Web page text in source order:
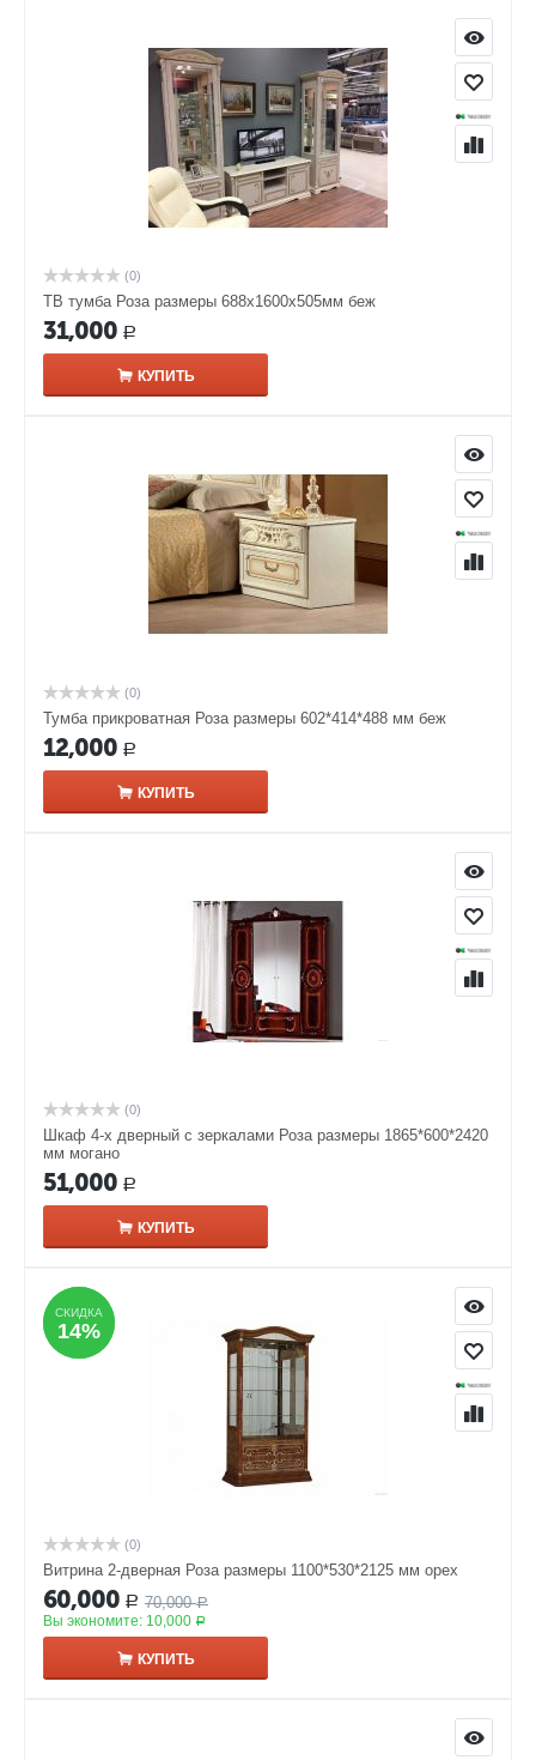
(0)
ТВ тумба Роза размеры 688x1600x505мм беж
31,000 Р
КУПИТЬ
(0)
Тумба прикроватная Роза размеры 602*414*488 мм беж
12,000 Р
КУПИТЬ
(0)
Шкаф 4-х дверный с зеркалами Роза размеры 1865*600*2420
мм могано
51,000 Р
КУПИТЬ
СКИДКА
14%
СКИДКА
14%
(0)
Витрина 2-дверная Роза размеры 1100*530*2125 мм орех
60,000 Р 70,000 Р
Вы экономите: 10,000 Р
КУПИТЬ